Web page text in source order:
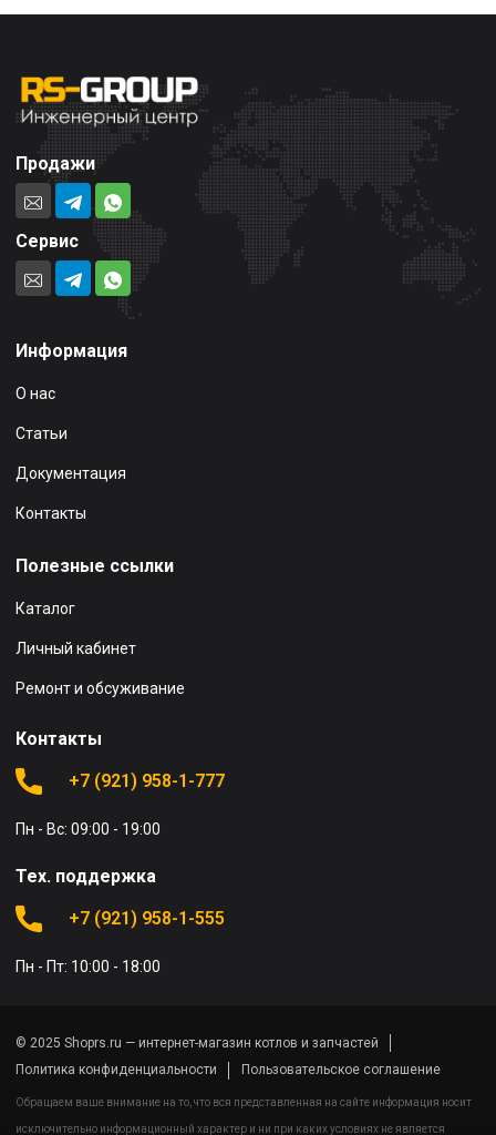
Продажи
Сервис
Информация
О нас
Статьи
Документация
Контакты
Полезные ссылки
Каталог
Личный кабинет
Ремонт и обсуживание
Контакты
+7 (921) 958-1-777
Пн - Вс: 09:00 - 19:00
Тех. поддержка
+7 (921) 958-1-555
Пн - Пт: 10:00 - 18:00
© 2025 Shoprs.ru — интернет-магазин котлов и запчастей
Политика конфиденциальности
Пользовательское соглашение
Обращаем ваше внимание на то, что вся представленная на сайте информация носит
исключительно информационный характер и ни при каких условиях не является